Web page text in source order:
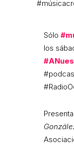
Sólo
los